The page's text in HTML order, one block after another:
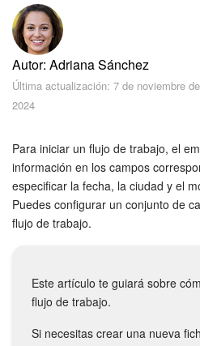
Seguridad
Planes y pagos
Cómo empezar
Messenger
Collabs
Bitrix24 Drive
Autor: Adriana Sánchez
Última actualización: 7 de noviembre de
2024
Para iniciar un flujo de trabajo, el
información en los campos
especificar la fecha, la ciudad y el
Puedes configurar un conjunto de
flujo de trabajo.
Este artículo te guiará sobre
flujo de trabajo.
Si necesitas crear una nueva